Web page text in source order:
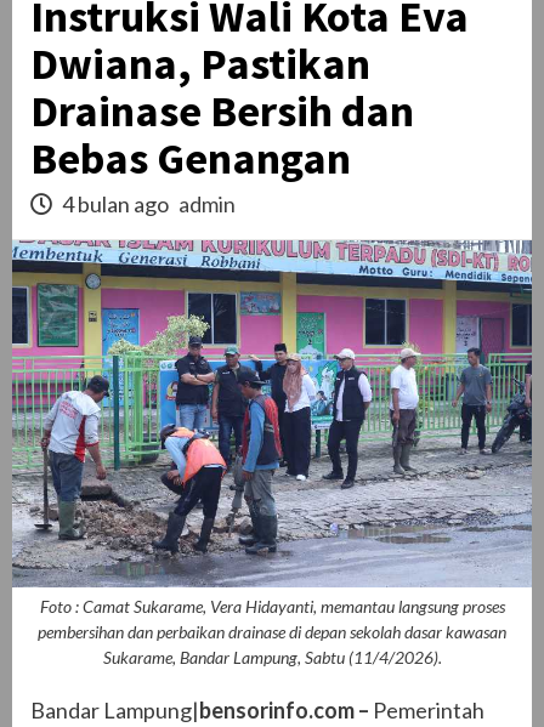
Instruksi Wali Kota Eva
Dwiana, Pastikan
Drainase Bersih dan
Bebas Genangan
4 bulan ago admin
Foto : Camat Sukarame, Vera Hidayanti, memantau langsung proses
pembersihan dan perbaikan drainase di depan sekolah dasar kawasan
Sukarame, Bandar Lampung, Sabtu (11/4/2026).
Bandar Lampung|bensorinfo.com – Pemerintah